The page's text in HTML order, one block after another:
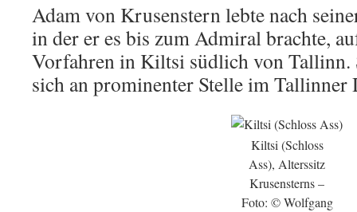
Adam von Krusenstern lebte nach
in der er es bis zum Admiral brachte,
Vorfahren in Kiltsi südlich von Tallinn.
sich an prominenter Stelle im Tallinner
Kiltsi (Schloss
Ass), Alterssitz
Krusensterns –
Foto: © Wolfgang